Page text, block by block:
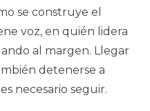
se construye el
voz, en quién lidera
al margen. Llegar
detenerse a
necesario seguir.